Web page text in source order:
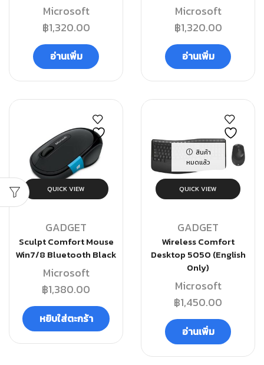
Microsoft
฿1,320.00
อ่านเพิ่ม
Microsoft
฿1,320.00
อ่านเพิ่ม
QUICK VIEW
GADGET
Sculpt Comfort Mouse
Win7/8 Bluetooth Black
Microsoft
฿1,380.00
หยิบใส่ตะกร้า
สินค้า
หมดแล้ว
QUICK VIEW
GADGET
Wireless Comfort
Desktop 5050 (English
Only)
Microsoft
฿1,450.00
อ่านเพิ่ม